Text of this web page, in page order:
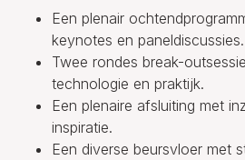
Een plenair
keynotes en paneldiscussies.
Twee rondes break-
technologie en praktijk.
Een plenaire afsluiting met
inspiratie.
Een diverse beursvloer met